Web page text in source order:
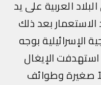
العربية على يد
بعد ذلك
بوجه
الإيغال
وطوائف